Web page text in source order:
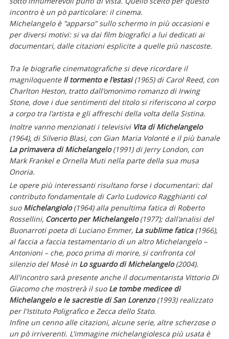
incontro è un pò particolare: il cinema.
Michelangelo è "apparso" sullo schermo in più occasioni e
per diversi motivi: si va dai film biografici a lui dedicati ai
documentari, dalle citazioni esplicite a quelle più nascoste.
Tra le biografie cinematografiche si deve ricordare il
magniloquente Il tormento e l'estasi(1965) di Carol Reed, con
Charlton Heston, tratto dall'omonimo romanzo di Irwing
Stone, dove i due sentimenti del titolo si riferiscono al corpo
a corpo tra l'artista e gli affreschi della volta della Sistina.
Inoltre vanno menzionati i televisivi Vita di Michelangelo
(1964), di Silverio Blasi, con Gian Maria Volonté e il più banale
La primavera di Michelangelo(1991) di Jerry London, con
Mark Frankel e Ornella Muti nella parte della sua musa
Onoria.
Le opere più interessanti risultano forse i documentari: dal
contributo fondamentale di Carlo Ludovico Ragghianti col
suo Michelangiolo(1964) alla penultima fatica di Roberto
Rossellini, Concerto per Michelangelo(1977); dall'analisi del
Buonarroti poeta di Luciano Emmer, La sublime fatica(1966),
al faccia a faccia testamentario di un altro Michelangelo –
Antonioni – che, poco prima di morire, si confronta col
silenzio del Mosè in Lo sguardo di Michelangelo(2004).
All'incontro sarà presente anche il documentarista Vittorio Di
Giacomo che mostrerà il suo Le tombe medicee di
Michelangelo e le sacrestie di San Lorenzo(1993) realizzato
per l'Istituto Poligrafico e Zecca dello Stato.
Infine un cenno alle citazioni, alcune serie, altre scherzose o
un pò irriverenti. L'immagine michelangiolesca più usata è